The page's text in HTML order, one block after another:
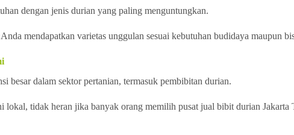
dengan jenis durian yang paling menguntungkan.
mendapatkan varietas unggulan sesuai kebutuhan budidaya maupun
besar dalam sektor pertanian, termasuk pembibitan durian.
lokal, tidak heran jika banyak orang memilih pusat jual bibit durian Jakarta